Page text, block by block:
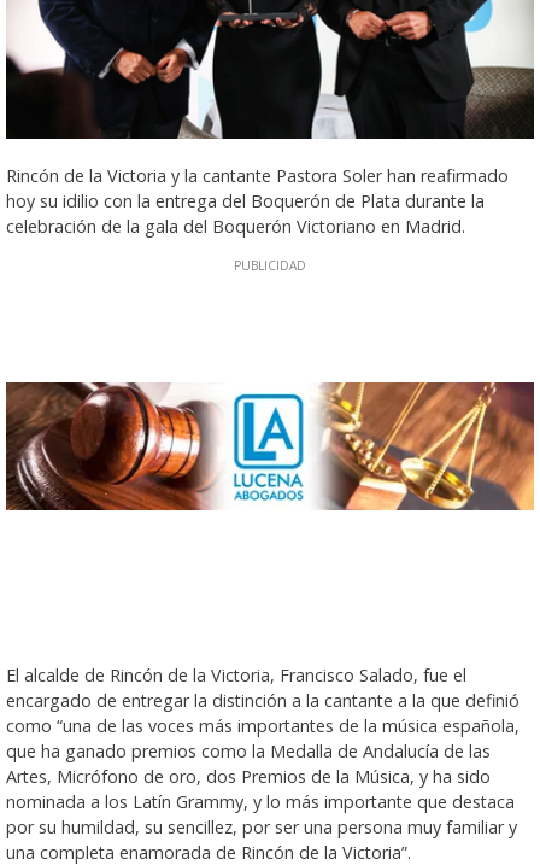
Rincón de la Victoria y la cantante Pastora Soler han reafirmado
hoy su idilio con la entrega del Boquerón de Plata durante la
celebración de la gala del Boquerón Victoriano en Madrid.
El alcalde de Rincón de la Victoria, Francisco Salado, fue el
encargado de entregar la distinción a la cantante a la que definió
como “una de las voces más importantes de la música española,
que ha ganado premios como la Medalla de Andalucía de las
Artes, Micrófono de oro, dos Premios de la Música, y ha sido
nominada a los Latín Grammy, y lo más importante que destaca
por su humildad, su sencillez, por ser una persona muy familiar y
una completa enamorada de Rincón de la Victoria”.